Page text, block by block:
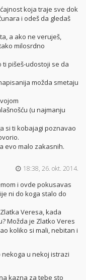
koja traje sve dok
i odeš da gledaš
a ako ne veruješ,
milosrdno
ti pišeš-udostoji se da
možda smetaju
(u najmanju
si ti kobajagi poznavao
evo malo zakasnih.
18:38, 26. okt. 2014.
i ovde pokusavas
ni do koga stalo do
Veresa, kada
Možda je Zlatko Veres
koliko si mali, nebitan i
u nekoj istrazi
kazna za tebe sto